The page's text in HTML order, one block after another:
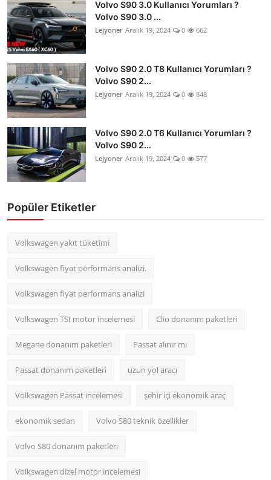
Volvo S90 3.0 Kullanıcı Yorumları ?
Volvo S90 3.0 ...
Lejyoner Aralık 19, 2024 0 662
Volvo S90 2.0 T8 Kullanıcı Yorumları ?
Volvo S90 2...
Lejyoner Aralık 19, 2024 0 848
Volvo S90 2.0 T6 Kullanıcı Yorumları ?
Volvo S90 2...
Lejyoner Aralık 19, 2024 0 577
Popüler Etiketler
Volkswagen yakıt tüketimi
Volkswagen fiyat performans analizi.
Volkswagen fiyat performans analizi
Volkswagen TSI motor incelemesi Clio donanım paketleri
Megane donanım paketleri Passat alınır mı
Passat donanım paketleri uzun yol aracı
Volkswagen Passat incelemesi şehir içi ekonomik araç
ekonomik sedan Volvo S80 teknik özellikler
Volvo S80 donanım paketleri
Volkswagen dizel motor incelemesi